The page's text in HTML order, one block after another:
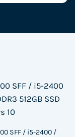
SFF / i5-2400 /